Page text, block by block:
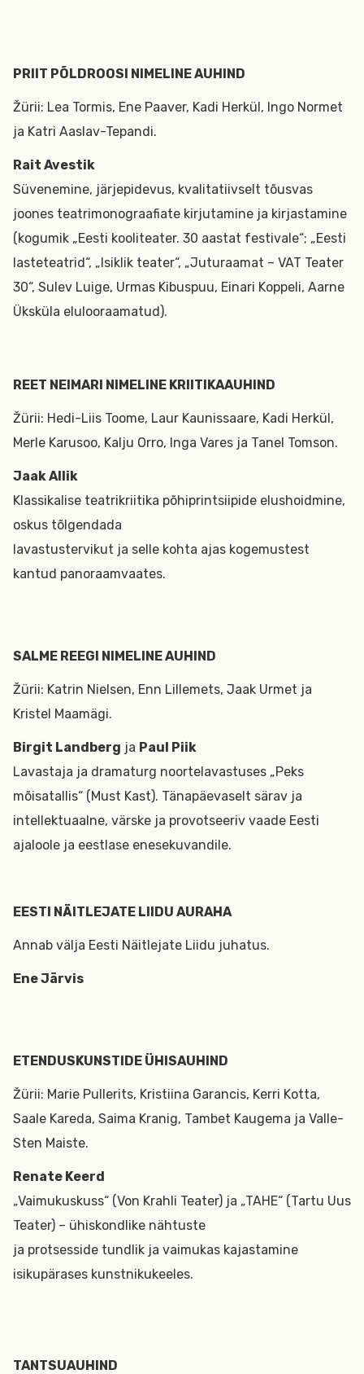
PRIIT PÕLDROOSI NIMELINE AUHIND
Žürii: Lea Tormis, Ene Paaver, Kadi Herkül, Ingo Normet
ja Katri Aaslav-Tepandi.
Rait Avestik
Süvenemine, järjepidevus, kvalitatiivselt tõusvas
joones teatrimonograafiate kirjutamine ja kirjastamine
(kogumik „Eesti kooliteater. 30 aastat festivale“; „Eesti
lasteteatrid“, „Isiklik teater“, „Juturaamat – VAT Teater
30“, Sulev Luige, Urmas Kibuspuu, Einari Koppeli, Aarne
Üksküla elulooraamatud).
REET NEIMARI NIMELINE KRIITIKAAUHIND
Žürii: Hedi-Liis Toome, Laur Kaunissaare, Kadi Herkül,
Merle Karusoo, Kalju Orro, Inga Vares ja Tanel Tomson.
Jaak Allik
Klassikalise teatrikriitika põhiprintsiipide elushoidmine,
oskus tõlgendada
lavastustervikut ja selle kohta ajas kogemustest
kantud panoraamvaates.
SALME REEGI NIMELINE AUHIND
Žürii: Katrin Nielsen, Enn Lillemets, Jaak Urmet ja
Kristel Maamägi.
Birgit Landberg ja Paul Piik
Lavastaja ja dramaturg noortelavastuses „Peks
mõisatallis“ (Must Kast). Tänapäevaselt särav ja
intellektuaalne, värske ja provotseeriv vaade Eesti
ajaloole ja eestlase enesekuvandile.
EESTI NÄITLEJATE LIIDU AURAHA
Annab välja Eesti Näitlejate Liidu juhatus.
Ene Järvis
ETENDUSKUNSTIDE ÜHISAUHIND
Žürii: Marie Pullerits, Kristiina Garancis, Kerri Kotta,
Saale Kareda, Saima Kranig, Tambet Kaugema ja Valle-
Sten Maiste.
Renate Keerd
„Vaimukuskuss“ (Von Krahli Teater) ja „TAHE“ (Tartu Uus
Teater) – ühiskondlike nähtuste
ja protsesside tundlik ja vaimukas kajastamine
isikupärases kunstnikukeeles.
TANTSUAUHIND